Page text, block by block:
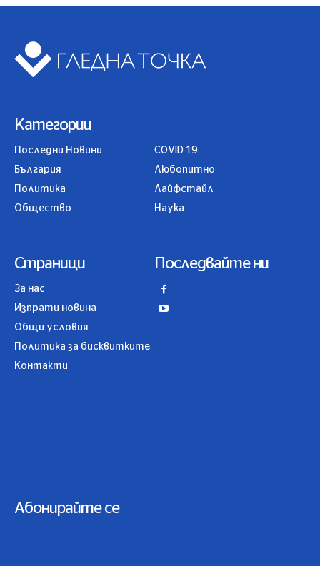
Категории
Последни Новини
България
Политика
Общество
COVID 19
Любопитно
Лайфстайл
Наука
Страници
За нас
Изпрати новина
Общи условия
Политика за бисквитките
Контакти
Последвайте ни
Абонирайте се